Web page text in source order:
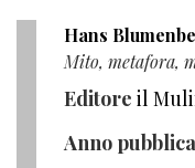
Hans
Mito, metafora,
Editore il
Anno